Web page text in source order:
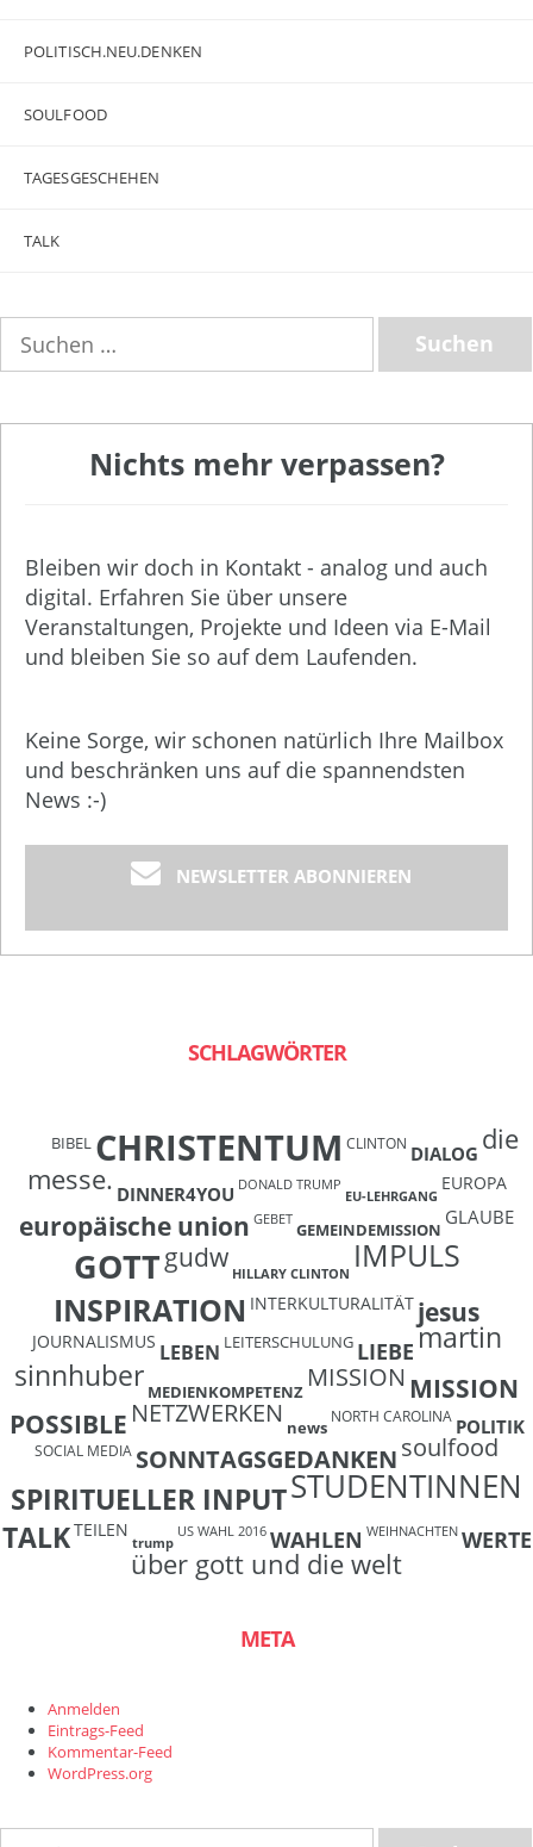
POLITISCH.NEU.DENKEN
SOULFOOD
TAGESGESCHEHEN
TALK
nach:
Nichts mehr verpassen?
Bleiben wir doch in Kontakt - analog und auch
digital. Erfahren Sie über unsere
Veranstaltungen, Projekte und Ideen via E-Mail
und bleiben Sie so auf dem Laufenden.
Keine Sorge, wir schonen natürlich Ihre Mailbox
und beschränken uns auf die spannendsten
News :-)
NEWSLETTER ABONNIEREN
SCHLAGWÖRTER
BIBEL CHRISTENTUM CLINTON DIALOG die
messe. DINNER4YOU DONALD TRUMP
EU-LEHRGANG
EUROPA
europäische union GEBET GEMEINDEMISSION
GLAUBE
GOTTgudw HILLARY CLINTON IMPULS
INSPIRATION INTERKULTURALITÄT jesus
JOURNALISMUS LEBEN LEITERSCHULUNG LIEBEmartin
sinnhuber MEDIENKOMPETENZ MISSION MISSION
POSSIBLE NETZWERKEN news
NORTH CAROLINA POLITIK
SOCIAL MEDIA SONNTAGSGEDANKENsoulfood
SPIRITUELLER INPUTSTUDENTINNEN
TALKTEILEN
trump
US WAHL 2016 WAHLEN WEIHNACHTEN WERTE
über gott und die welt
META
Anmelden
Eintrags-Feed
Kommentar-Feed
WordPress.org